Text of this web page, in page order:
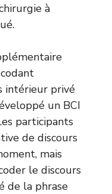
à
intérieur privé
un BCI
participants
de discours
mais
le discours
de la phrase